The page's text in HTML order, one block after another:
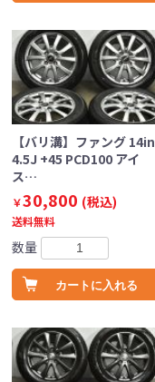
【バリ溝】ファング 14in
4.5J +45 PCD100 アイ
ス…
￥30,800 (税込)
送料無料
数量
カートに入れる